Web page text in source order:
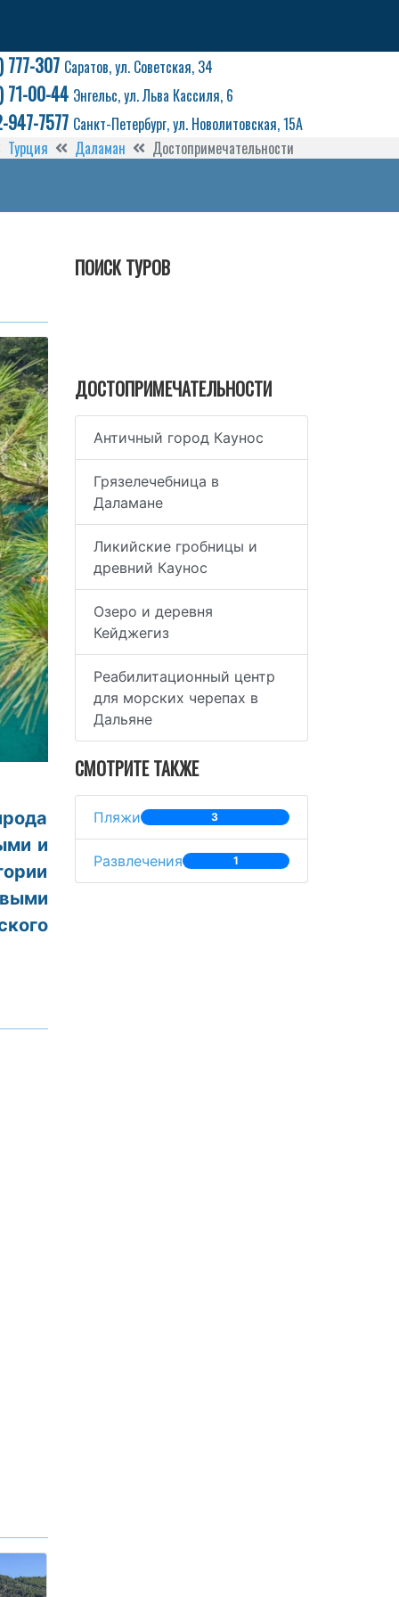
307 Саратов, ул. Советская, 34
71-00-44 Энгельс, ул. Льва Кассиля, 6
947-7577 Санкт-Петербург, ул. Новолитовская, 15А
Турция
Даламан Достопримечательности
и
ПОИСК ТУРОВ
ДОСТОПРИМЕЧАТЕЛЬНОСТИ
Античный город Каунос
Грязелечебница в
Даламане
Ликийские гробницы и
древний Каунос
Озеро и деревня
Кейджегиз
Реабилитационный центр
для морских черепах в
Дальяне
СМОТРИТЕ ТАКЖЕ
Пляжи 3
Развлечения 1